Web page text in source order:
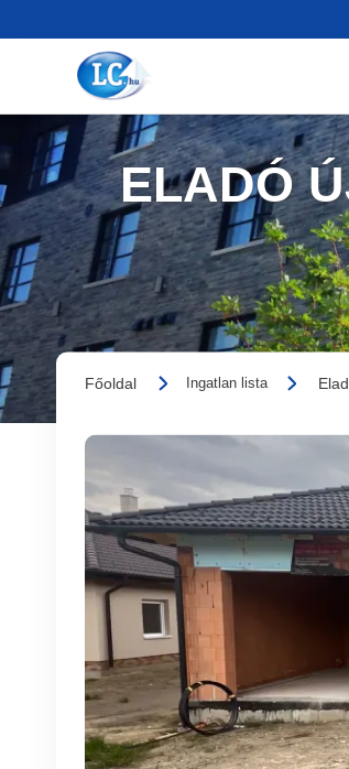
ELADÓ
Főoldal Ingatlan lista